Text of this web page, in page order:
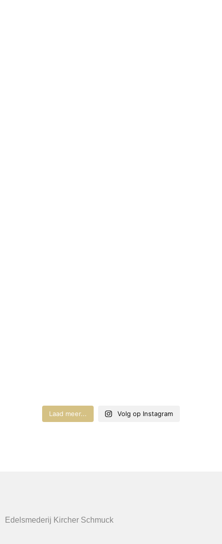
Laad meer... Volg op Instagram
Edelsmederij Kircher Schmuck